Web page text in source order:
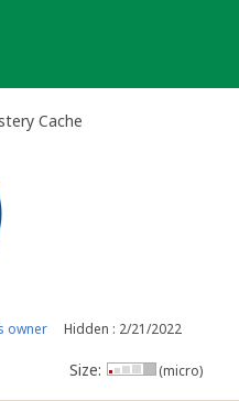
Cache
owner Hidden : 2/21/2022
Size: (micro)